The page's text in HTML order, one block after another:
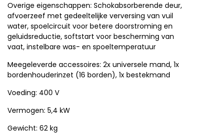
Overige eigenschappen: Schokabsorberende deur,
afvoerzeef met gedeeltelijke verversing van vuil
water, spoelcircuit voor betere doorstroming en
geluidsreductie, softstart voor bescherming van
vaat, instelbare was- en spoeltemperatuur
Meegeleverde accessoires: 2x universele mand, 1x
bordenhouderinzet (16 borden), 1x bestekmand
Voeding: 400 V
Vermogen: 5,4 kW
Gewicht: 62 kg